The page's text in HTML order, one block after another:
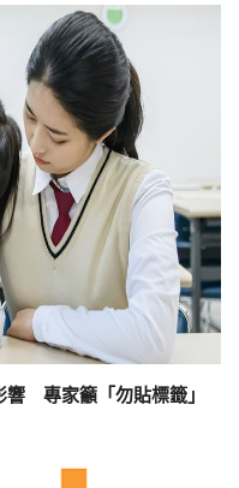
響 專家籲「勿貼標籤」